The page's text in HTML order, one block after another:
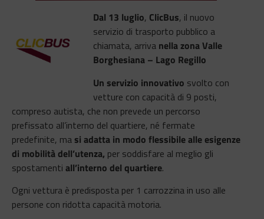
Dal 13 luglio, ClicBus, il nuovo
servizio di trasporto pubblico a
chiamata, arriva nella zona Valle
Borghesiana – Lago Regillo
Un servizio innovativo svolto con
vetture con capacità di 9 posti,
compreso autista, che non prevede un percorso
prefissato all’interno del quartiere, né fermate
predefinite, ma si adatta in modo flessibile alle esigenze
di mobilità dell’utenza, per soddisfare al meglio gli
spostamenti all’interno del quartiere.
Ogni vettura è predisposta per 1 carrozzina in uso alle
persone con ridotta capacità motoria.